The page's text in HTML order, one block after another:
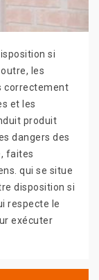
si
les
correctement
et les
produit
dangers des
faites
qui se situe
disposition si
respecte le
exécuter